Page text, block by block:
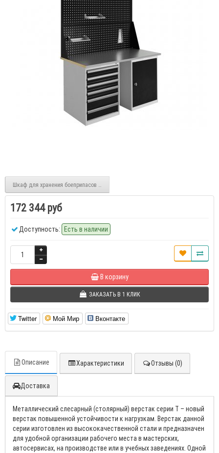
Шкаф для хранения боеприпасов ПШ-1
172 344 руб
Доступность: Есть в наличии
В корзину
ЗАКАЗАТЬ В 1 КЛИК
Twitter Мой Мир Вконтакте
Описание Характеристики Отзывы (0)
Доставка
Металлический слесарный (столярный) верстак серии T – новый
верстак повышенной устойчивости к нагрузкам. Верстак данной
серии изготовлен из высококачественной стали и предназначен
для удобной организации рабочего места в мастерских,
автосервисах, на производстве или в учебных заведениях. Одной